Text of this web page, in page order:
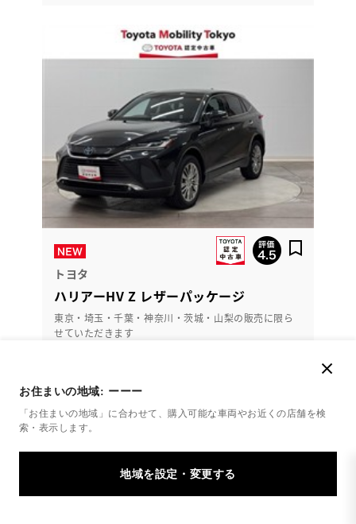
お住まいの地域: ーーー
「お住まいの地域」に合わせて、購入可能な車両やお近くの店舗を検
索・表示します。
トヨタ
ハリアーHV Z レザーパッケージ
東京・埼玉・千葉・神奈川・茨城・山梨の販売に限ら
せていただきます
支払総額
※ 価格は展示店にて8月登録の場合 ※ 消費税10％込み
車検 2027年 11月